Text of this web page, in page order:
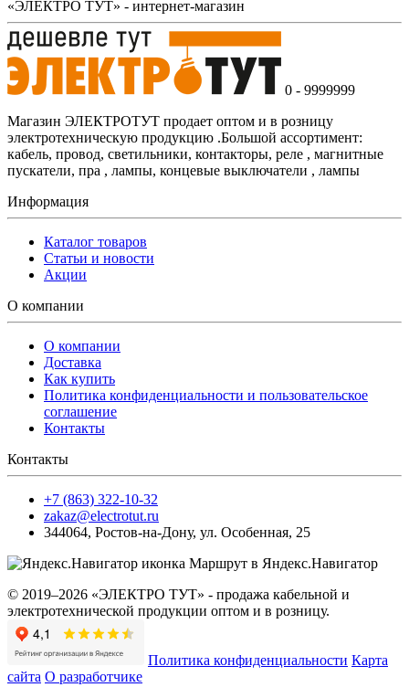
«ЭЛЕКТРО ТУТ» - интернет-магазин
0 - 9999999
Магазин ЭЛЕКТРОТУТ продает оптом и в розницу
электротехническую продукцию .Большой ассортимент:
кабель, провод, светильники, контакторы, реле , магнитные
пускатели, пра , лампы, концевые выключатели , лампы
Информация
Каталог товаров
Статьи и новости
Акции
О компании
О компании
Доставка
Как купить
Политика конфиденциальности и пользовательское
соглашение
Контакты
Контакты
+7 (863) 322-10-32
zakaz@electrotut.ru
344064, Ростов-на-Дону, ул. Особенная, 25
Маршрут в Яндекс.Навигатор
© 2019–2026 «ЭЛЕКТРО ТУТ» - продажа кабельной и
электротехнической продукции оптом и в розницу.
Политика конфиденциальности Карта
сайта О разработчике